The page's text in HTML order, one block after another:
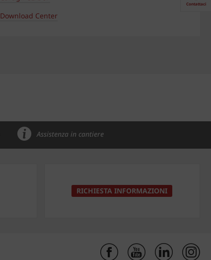
Download Center
Contattaci
Assistenza in cantiere
RICHIESTA INFORMAZIONI